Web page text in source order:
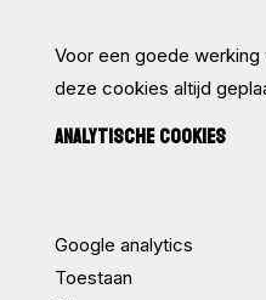
Voor een goede
deze cookies altijd
ANALYTISCHE COOKIES
Google analytics
Toestaan